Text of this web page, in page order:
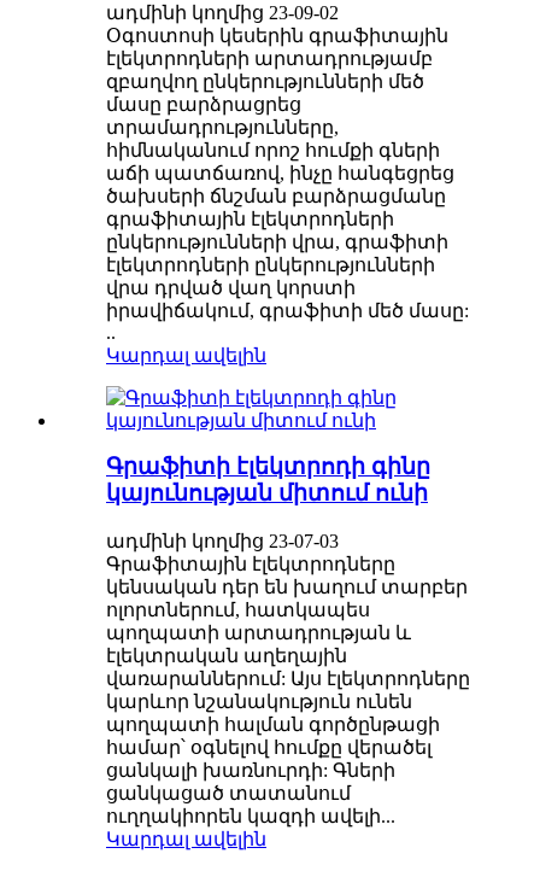
ադմինի կողմից 23-09-02
Օգոստոսի կեսերին գրաֆիտային
էլեկտրոդների արտադրությամբ
զբաղվող ընկերությունների մեծ
մասը բարձրացրեց
տրամադրությունները,
հիմնականում որոշ հումքի գների
աճի պատճառով, ինչը հանգեցրեց
ծախսերի ճնշման բարձրացմանը
գրաֆիտային էլեկտրոդների
ընկերությունների վրա, գրաֆիտի
էլեկտրոդների ընկերությունների
վրա դրված վաղ կորստի
իրավիճակում, գրաֆիտի մեծ մասը:
..
Կարդալ ավելին
Գրաֆիտի էլեկտրոդի գինը
կայունության միտում ունի
ադմինի կողմից 23-07-03
Գրաֆիտային էլեկտրոդները
կենսական դեր են խաղում տարբեր
ոլորտներում, հատկապես
պողպատի արտադրության և
էլեկտրական աղեղային
վառարաններում: Այս էլեկտրոդները
կարևոր նշանակություն ունեն
պողպատի հալման գործընթացի
համար՝ օգնելով հումքը վերածել
ցանկալի խառնուրդի: Գների
ցանկացած տատանում
ուղղակիորեն կազդի ավելի...
Կարդալ ավելին